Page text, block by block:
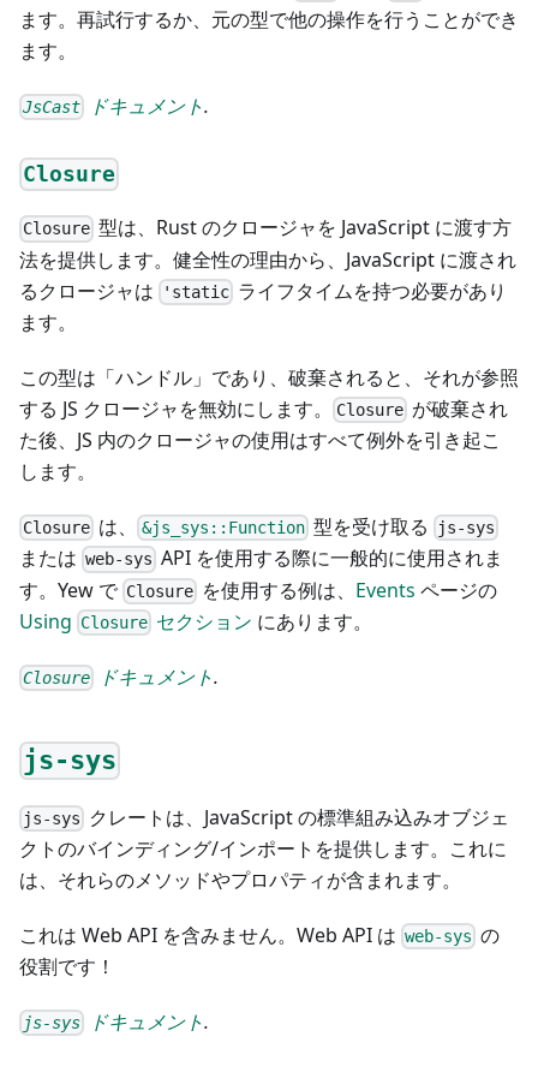
ます。再試行するか、元の型で他の操作を行うことができ
ます。
JsCast ドキュメント.
Closure
Closure 型は、Rust のクロージャを JavaScript に渡す方
法を提供します。健全性の理由から、JavaScript に渡され
るクロージャは
'static ライフタイムを持つ必要があり
ます。
この型は「ハンドル」であり、破棄されると、それが参照
する JS クロージャを無効にします。
Closure が破棄され
た後、JS 内のクロージャの使用はすべて例外を引き起こ
します。
Closure は、 &js_sys::Function型を受け取る js-sys
または web-sys API を使用する際に一般的に使用されま
す。Yew で Closure を使用する例は、 Events ページの
Using Closure セクション にあります。
Closure ドキュメント.
js-sys
js-sys
クレートは、JavaScript の標準組み込みオブジェ
クトのバインディング/インポートを提供します。これに
は、それらのメソッドやプロパティが含まれます。
これは Web API を含みません。Web API は web-sys の
役割です！
js-sys ドキュメント.